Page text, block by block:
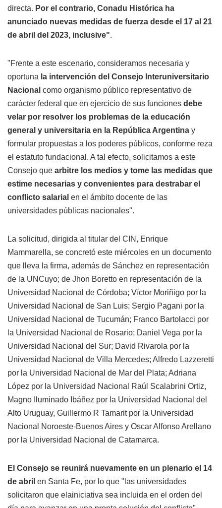
directa. Por el contrario, Conadu Histórica ha
anunciado nuevas medidas de fuerza desde el 17 al 21
de abril del 2023, inclusive".
"Frente a este escenario, consideramos necesaria y
oportuna la intervención del Consejo Interuniversitario
Nacional como organismo público representativo de
carácter federal que en ejercicio de sus funciones debe
velar por resolver los problemas de la educación
general y universitaria en la República Argentina y
formular propuestas a los poderes públicos, conforme reza
el estatuto fundacional. A tal efecto, solicitamos a este
Consejo que arbitre los medios y tome las medidas que
estime necesarias y convenientes para destrabar el
conflicto salarial en el ámbito docente de las
universidades públicas nacionales".
La solicitud, dirigida al titular del CIN, Enrique
Mammarella, se concretó este miércoles en un documento
que lleva la firma, además de Sánchez en representación
de la UNCuyo; de Jhon Boretto en representación de la
Universidad Nacional de Córdoba; Víctor Moriñigo por la
Universidad Nacional de San Luis; Sergio Pagani por la
Universidad Nacional de Tucumán; Franco Bartolacci por
la Universidad Nacional de Rosario; Daniel Vega por la
Universidad Nacional del Sur; David Rivarola por la
Universidad Nacional de Villa Mercedes; Alfredo Lazzeretti
por la Universidad Nacional de Mar del Plata; Adriana
López por la Universidad Nacional Raúl Scalabrini Ortiz,
Magno Iluminado Ibáñez por la Universidad Nacional del
Alto Uruguay, Guillermo R Tamarit por la Universidad
Nacional Noroeste-Buenos Aires y Oscar Alfonso Arellano
por la Universidad Nacional de Catamarca.
El Consejo se reunirá nuevamente en un plenario el 14
de abril en Santa Fe, por lo que "las universidades
solicitaron que elainiciativa sea incluida en el orden del